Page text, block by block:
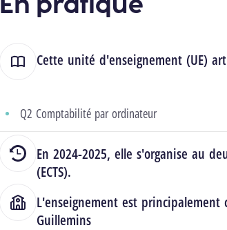
Cette unité d'enseignement (UE)
Q2 Comptabilité par ordinateur
En 2024-2025, elle s'organise au
(ECTS).
L'enseignement est principalement
Guillemins